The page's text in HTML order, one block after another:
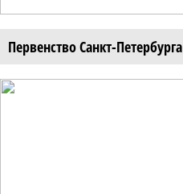
Первенство Санкт-Петербурга